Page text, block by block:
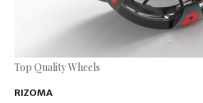
Top Quality Wheels
RIZOMA